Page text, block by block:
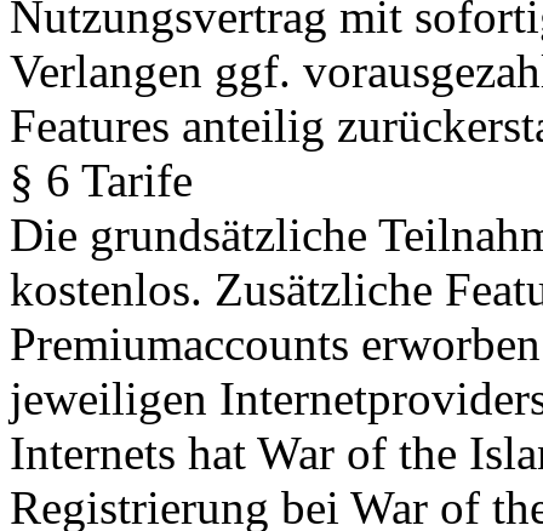
Nutzungsvertrag mit
Verlangen ggf.
Features anteilig
§ 6 Tarife
Die grundsätzliche
kostenlos. Zusätzliche
Premiumaccounts
jeweiligen
Internets hat War of the
Registrierung bei War of